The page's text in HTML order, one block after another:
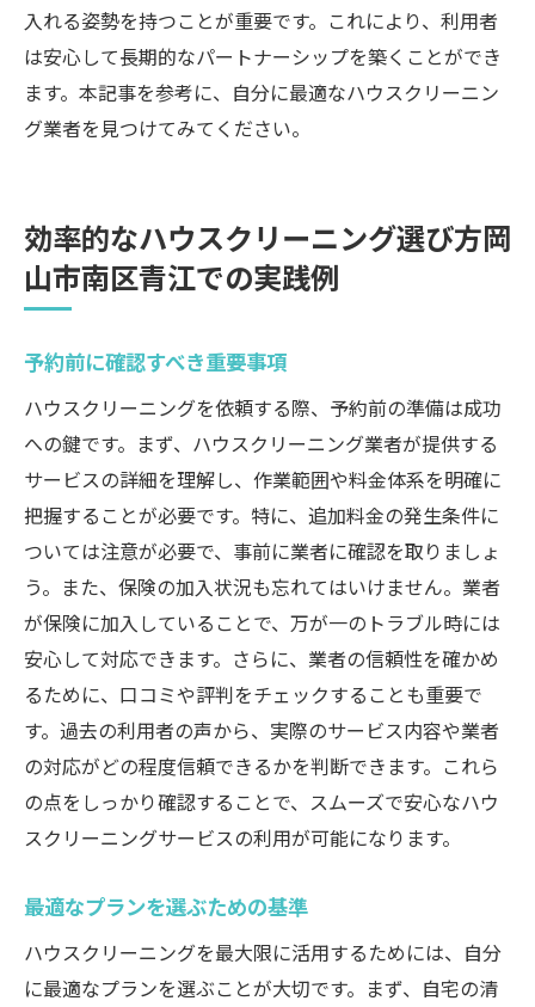
入れる姿勢を持つことが重要です。これにより、利用者
は安心して長期的なパートナーシップを築くことができ
ます。本記事を参考に、自分に最適なハウスクリーニン
グ業者を見つけてみてください。
効率的なハウスクリーニング選び方岡
山市南区青江での実践例
予約前に確認すべき重要事項
ハウスクリーニングを依頼する際、予約前の準備は成功
への鍵です。まず、ハウスクリーニング業者が提供する
サービスの詳細を理解し、作業範囲や料金体系を明確に
把握することが必要です。特に、追加料金の発生条件に
ついては注意が必要で、事前に業者に確認を取りましょ
う。また、保険の加入状況も忘れてはいけません。業者
が保険に加入していることで、万が一のトラブル時には
安心して対応できます。さらに、業者の信頼性を確かめ
るために、口コミや評判をチェックすることも重要で
す。過去の利用者の声から、実際のサービス内容や業者
の対応がどの程度信頼できるかを判断できます。これら
の点をしっかり確認することで、スムーズで安心なハウ
スクリーニングサービスの利用が可能になります。
最適なプランを選ぶための基準
ハウスクリーニングを最大限に活用するためには、自分
に最適なプランを選ぶことが大切です。まず、自宅の清